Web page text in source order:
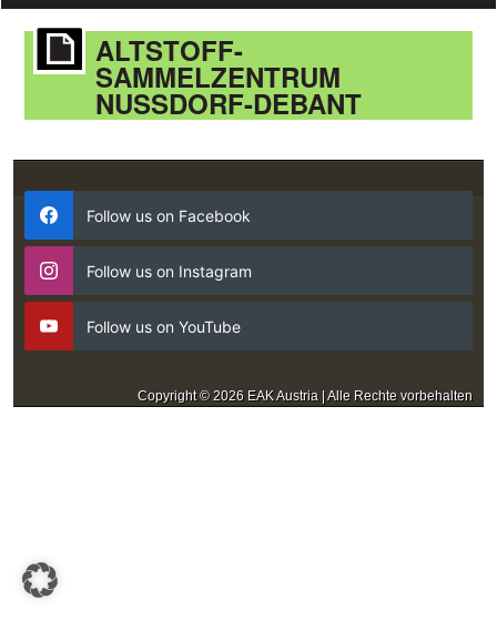
ALTSTOFF-
SAMMELZENTRUM
NUSSDORF-DEBANT
Follow us on Facebook
Follow us on Instagram
Follow us on YouTube
Copyright © 2026 EAK Austria | Alle Rechte vorbehalten